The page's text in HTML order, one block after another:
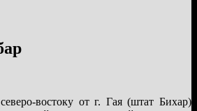
востоку от г. Гая (штат Бихар)